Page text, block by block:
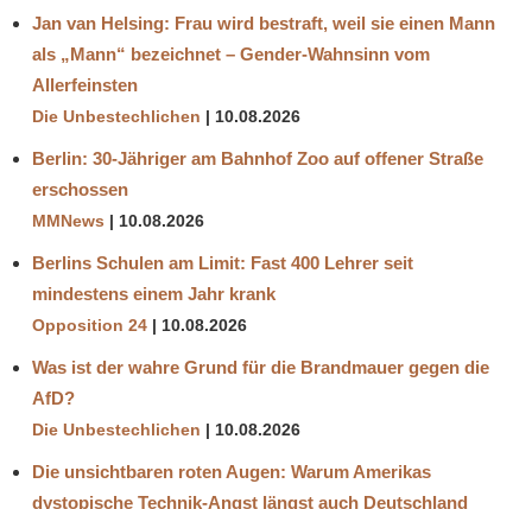
Jan van Helsing: Frau wird bestraft, weil sie einen Mann
als „Mann“ bezeichnet – Gender-Wahnsinn vom
Allerfeinsten
Die Unbestechlichen 10.08.2026
Berlin: 30-Jähriger am Bahnhof Zoo auf offener Straße
erschossen
MMNews 10.08.2026
Berlins Schulen am Limit: Fast 400 Lehrer seit
mindestens einem Jahr krank
Opposition 24 10.08.2026
Was ist der wahre Grund für die Brandmauer gegen die
AfD?
Die Unbestechlichen 10.08.2026
Die unsichtbaren roten Augen: Warum Amerikas
dystopische Technik-Angst längst auch Deutschland